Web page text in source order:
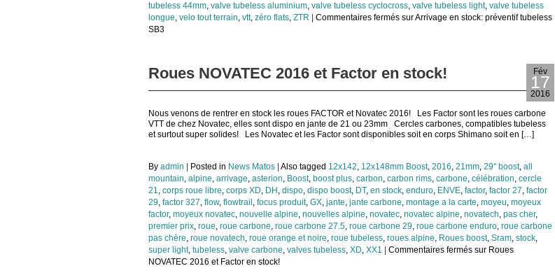
tubeless 44mm, valve tubeless aluminium, valve tubeless cyclocross, valve tubeless light, valve tubeless
longue, velo tout terrain, vtt, zéro flats, ZTR Commentaires fermés sur Arrivage en stock: préventif tubeless
SB3
Fév
17
2016
Roues NOVATEC 2016 et Factor en stock!
Nous venons de rentrer en stock les roues FACTOR et Novatec 2016! Les Factor sont les roues carbone
VTT de chez Novatec, elles sont dispo en jante de 21 ou 23mm Cercles carbones, compatibles tubeless
et surtout super solides! Les Novatec et les Factor sont disponibles soit en corps Shimano soit en […]
By admin Posted in News Matos Also tagged 12x142, 12x148mm Boost, 2016, 21mm, 29" boost, all
mountain, alpine, arrivage, asterion, Boost, boost plus, carbon, carbon rims, carbone, célébration, cercle
21, corps roue libre, corps XD, DH , dispo, dispo boost, DT, en stock, enduro, ENVE, factor, factor 27, factor
29, factor 327, flow, flowtrail , focus produit, GX, jante, jante carbone, montage a la carte, moyeu, moyeux
factor, moyeux novatec, nouvelle alpine, nouvelles alpine, novatec, novatec alpine, novatech, pas cher,
premier prix, roue, roue carbone, roue carbone 27.5, roue carbone 29, roue carbone enduro, roue carbone
pas chère, roue novatech, roue orange et noire, roue tubeless, roues alpine, Roues boost, Sram, stock,
super light, tubeless, valve carbone, valves tubeless, XD, XX1 Commentaires fermés sur Roues
NOVATEC 2016 et Factor en stock!